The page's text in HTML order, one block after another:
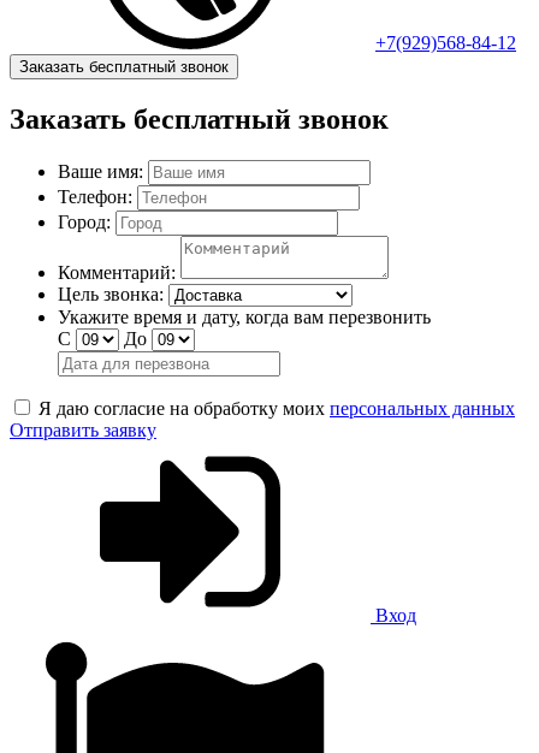
+7(929)568-84-12
Заказать бесплатный звонок
Заказать бесплатный звонок
Ваше имя:
Телефон:
Город:
Комментарий:
Цель звонка:
Укажите время и дату, когда вам перезвонить
С
До
Я даю согласие на обработку моих персональных данных
Отправить заявку
Вход